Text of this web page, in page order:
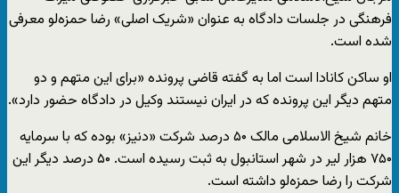
فرهنگی در جلسات دادگاه به عنوان «شریک اصلی» رضا حمزه‌لو معرفی
شده است.
او ساکن کانادا است اما به گفته قاضی پرونده «برای این متهم و دو
متهم دیگر این پرونده که در ایران نیستند وکیل در دادگاه حضور دارد».
خانم شیخ الاسلامی مالک ۵۰ درصد شرکت «دنیز» بوده که با سرمایه
۷۵۰ هزار لیر در شهر استانبول به ثبت رسیده است. ۵۰ درصد دیگر این
شرکت را رضا حمزه‌لو داشته است.